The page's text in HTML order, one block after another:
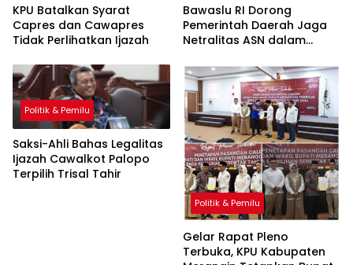
KPU Batalkan Syarat
Capres dan Cawapres
Tidak Perlihatkan Ijazah
Bawaslu RI Dorong
Pemerintah Daerah Jaga
Netralitas ASN dalam
Politik & Pemilu
Saksi-Ahli Bahas Legalitas
Ijazah Cawalkot Palopo
Terpilih Trisal Tahir
Politik & Pemilu
Gelar Rapat Pleno
Terbuka, KPU Kabupaten